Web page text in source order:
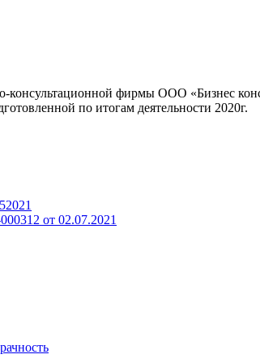
консультационной фирмы ООО «Бизнес
по итогам деятельности 2020г.
от 02.07.2021